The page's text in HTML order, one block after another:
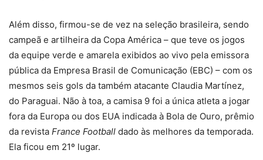
Além disso, firmou-se de vez na seleção brasileira, sendo
campeã e artilheira da Copa América – que teve os jogos
da equipe verde e amarela exibidos ao vivo pela emissora
pública da Empresa Brasil de Comunicação (EBC) – com os
mesmos seis gols da também atacante Claudia Martínez,
do Paraguai. Não à toa, a camisa 9 foi a única atleta a jogar
fora da Europa ou dos EUA indicada à Bola de Ouro, prêmio
da revista France Football dado às melhores da temporada.
Ela ficou em 21º lugar.